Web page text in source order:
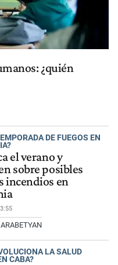
¿quién
DE FUEGOS EN
el verano y
sobre posibles
incendios en
LA SALUD
CABA?